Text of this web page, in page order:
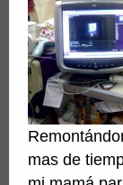
PDFs
Videos
mas de